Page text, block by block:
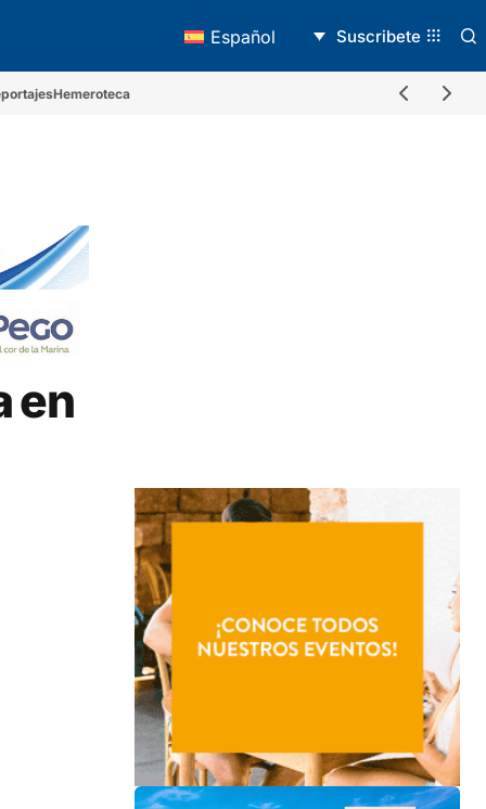
Español Suscribete
Hemeroteca
en